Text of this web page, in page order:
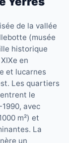
de la vallée
(musée
historique
en
et lucarnes
Les quartiers
le
avec
m²) et
La
un